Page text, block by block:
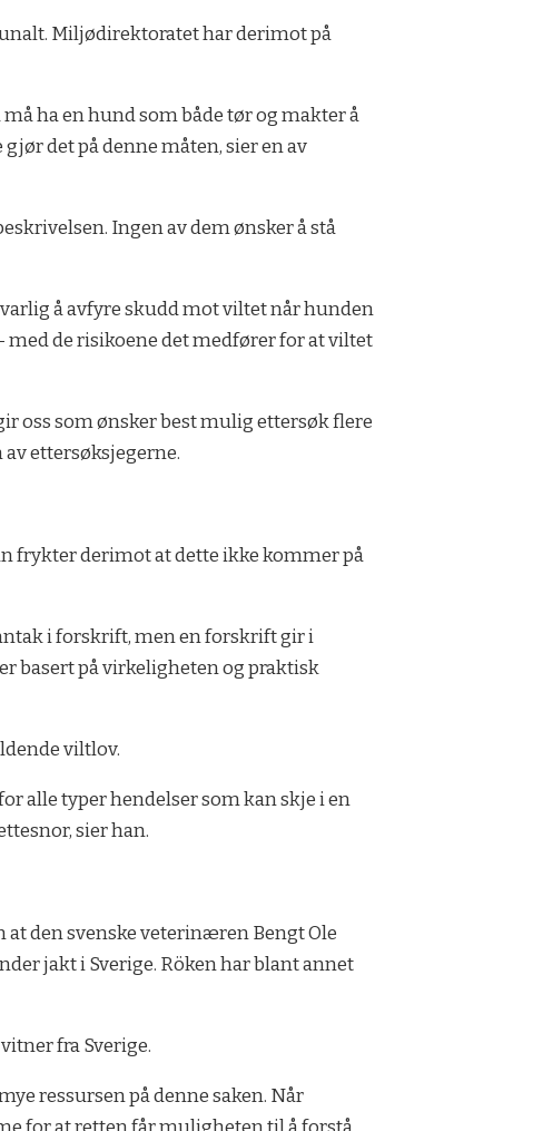
Miljødirektoratet har derimot på
ha en hund som både tør og makter å
det på denne måten, sier en av
Ingen av dem ønsker å stå
å avfyre skudd mot viltet når hunden
med de risikoene det medfører for at viltet
oss som ønsker best mulig ettersøk flere
ettersøksjegerne.
frykter derimot at dette ikke kommer på
i forskrift, men en forskrift gir i
basert på virkeligheten og praktisk
viltlov.
alle typer hendelser som kan skje i en
sier han.
den svenske veterinæren Bengt Ole
jakt i Sverige. Röken har blant annet
fra Sverige.
ressursen på denne saken. Når